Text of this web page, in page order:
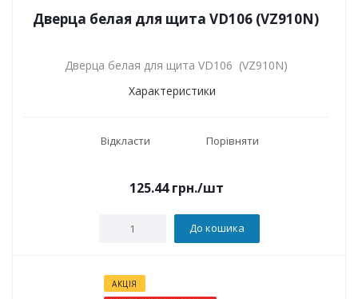
Дверца белая для щита VD106 (VZ910N)
Дверца белая для щита VD106 (VZ910N)
Характеристики
Відкласти Порівняти
125.44грн./шт
До кошика
АКЦІЯ